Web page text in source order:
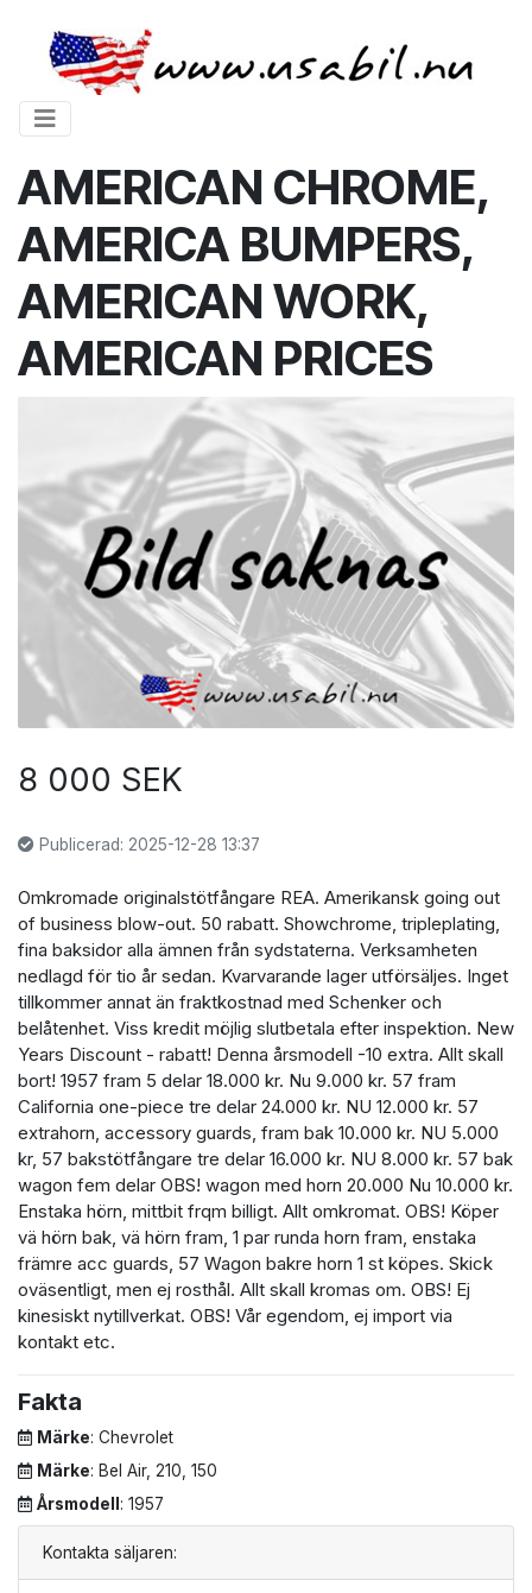
AMERICAN CHROME,
AMERICA BUMPERS,
AMERICAN WORK,
AMERICAN PRICES
Kontakta säljaren:
8 000 SEK
Publicerad: 2025-12-28 13:37
Omkromade originalstötfångare REA. Amerikansk going out
of business blow-out. 50 rabatt. Showchrome, tripleplating,
fina baksidor alla ämnen från sydstaterna. Verksamheten
nedlagd för tio år sedan. Kvarvarande lager utförsäljes. Inget
tillkommer annat än fraktkostnad med Schenker och
belåtenhet. Viss kredit möjlig slutbetala efter inspektion. New
Years Discount - rabatt! Denna årsmodell -10 extra. Allt skall
bort! 1957 fram 5 delar 18.000 kr. Nu 9.000 kr. 57 fram
California one-piece tre delar 24.000 kr. NU 12.000 kr. 57
extrahorn, accessory guards, fram bak 10.000 kr. NU 5.000
kr, 57 bakstötfångare tre delar 16.000 kr. NU 8.000 kr. 57 bak
wagon fem delar OBS! wagon med horn 20.000 Nu 10.000 kr.
Enstaka hörn, mittbit frqm billigt. Allt omkromat. OBS! Köper
vä hörn bak, vä hörn fram, 1 par runda horn fram, enstaka
främre acc guards, 57 Wagon bakre horn 1 st köpes. Skick
oväsentligt, men ej rosthål. Allt skall kromas om. OBS! Ej
kinesiskt nytillverkat. OBS! Vår egendom, ej import via
kontakt etc.
Fakta
Märke: Chevrolet
Märke: Bel Air, 210, 150
Årsmodell : 1957